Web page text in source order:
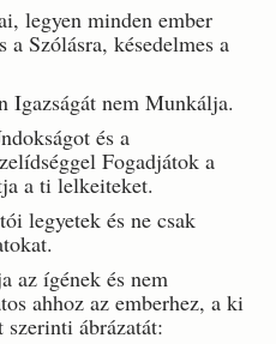
legyen minden ember
a Szólásra, késedelmes a
Igazságát nem Munkálja.
és a
Fogadjátok a
a ti lelkeiteket.
legyetek és ne csak
az ígének és nem
ahhoz az emberhez, a ki
szerinti ábrázatát: